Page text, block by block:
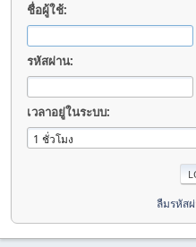
ชื่อผู้ใช้:
รหัสผ่าน:
เวลาอยู่ในระบบ:
ลืมรหัส